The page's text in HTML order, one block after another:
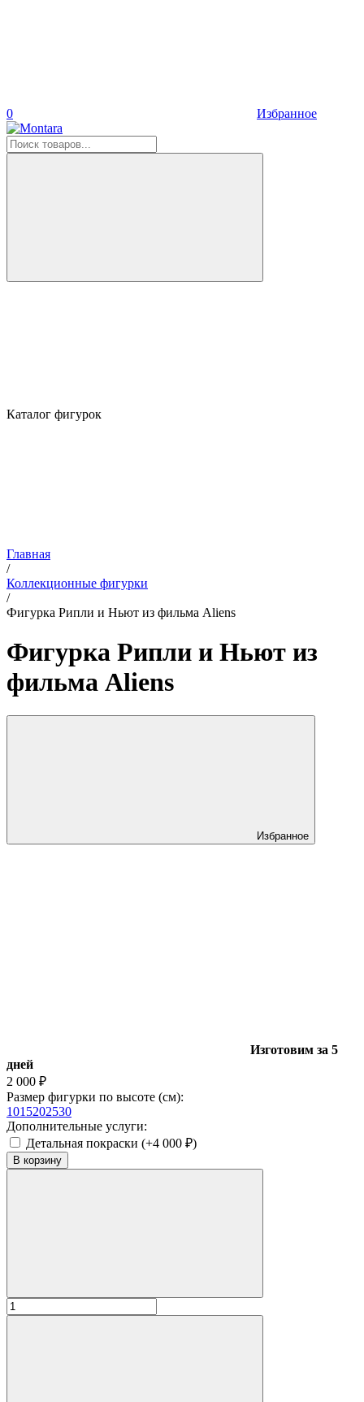
0 Избранное
Каталог фигурок
Главная
/
Коллекционные фигурки
/
Фигурка Рипли и Ньют из фильма Aliens
Фигурка Рипли и Ньют из
фильма Aliens
Избранное
Изготовим за 5
дней
2 000 ₽
Размер фигурки по высоте (см):
1015202530
Дополнительные услуги:
Детальная покраски (+4 000 ₽)
В корзину